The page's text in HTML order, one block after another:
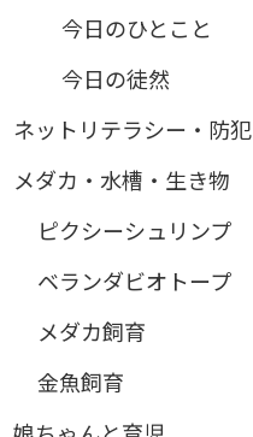
今日のひとこと
今日の徒然
ネットリテラシー・防犯
メダカ・水槽・生き物
ピクシーシュリンプ
ベランダビオトープ
メダカ飼育
金魚飼育